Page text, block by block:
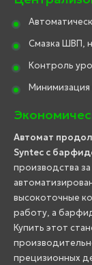
Смазка ШВП,
Контроль
Минимизация
Автомат
Syntec с
производства
высокоточные
работу, а
Купить этот
прецизионных